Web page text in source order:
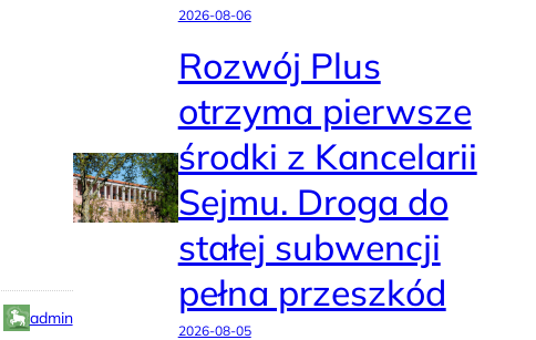
admin
2026-08-06
Rozwój Plus
otrzyma pierwsze
środki z Kancelarii
Sejmu. Droga do
stałej subwencji
pełna przeszkód
2026-08-05